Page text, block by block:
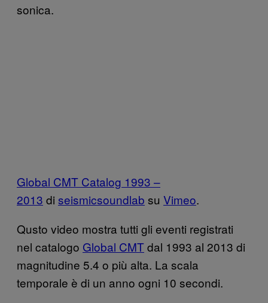
sonica.
Global CMT Catalog 1993 –
2013 di seismicsoundlab su Vimeo.
Qusto video mostra tutti gli eventi registrati
nel catalogo Global CMTdal 1993 al 2013 di
magnitudine 5.4 o più alta. La scala
temporale è di un anno ogni 10 secondi.